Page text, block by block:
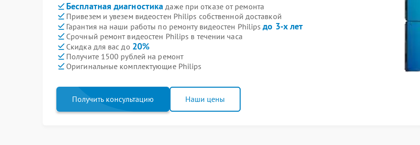
Бесплатная диагностика даже при отказе от ремонта
Привезем и увезем видеостен Philips собственной доставкой
Гарантия на наши работы по ремонту видеостен Philipsдо 3-х лет
Срочный ремонт видеостен Philips в течении часа
Скидка для вас до 20%
Получите 1500 рублей на ремонт
Оригинальные комплектующие Philips
Получить консультацию Наши цены